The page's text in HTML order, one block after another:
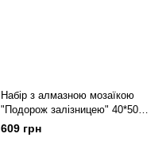
Набір з алмазною мозаїкою
"Подорож залізницею" 40*50
см, IDEA2-CK1394, ТМ
"99IDEAS"
609 грн